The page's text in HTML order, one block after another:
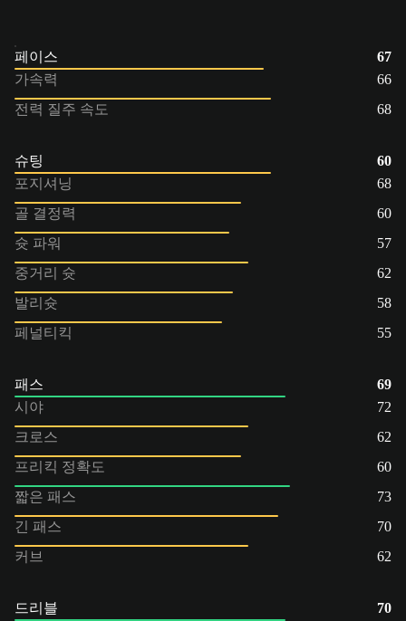
페이스
67
가속력
66
전력 질주 속도
68
슈팅
60
포지셔닝
68
골 결정력
60
슛 파워
57
중거리 슛
62
발리슛
58
페널티킥
55
패스
69
시야
72
크로스
62
프리킥 정확도
60
짧은 패스
73
긴 패스
70
커브
62
드리블
70